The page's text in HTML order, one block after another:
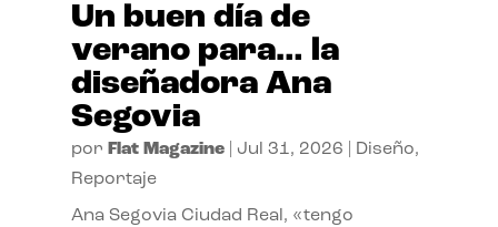
Un buen día de
verano para… la
diseñadora Ana
Segovia
por Flat Magazine| Jul 31, 2026 Diseño,
Reportaje
Ana Segovia Ciudad Real, «tengo